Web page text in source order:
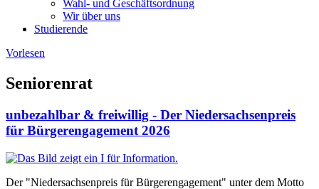
Wahl- und Geschäftsordnung
Wir über uns
Studierende
Vorlesen
Seniorenrat
unbezahlbar & freiwillig - Der Niedersachsenpreis
für Bürgerengagement 2026
Der "Niedersachsenpreis für Bürgerengagement" unter dem Motto